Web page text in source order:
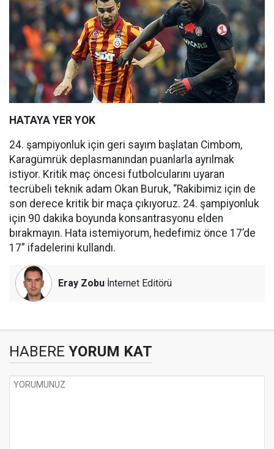
HATAYA YER YOK
24. şampiyonluk için geri sayım başlatan Cimbom,
Karagümrük deplasmanından puanlarla ayrılmak
istiyor. Kritik maç öncesi futbolcularını uyaran
tecrübeli teknik adam Okan Buruk, “Rakibimiz için de
son derece kritik bir maça çıkıyoruz. 24. şampiyonluk
için 90 dakika boyunda konsantrasyonu elden
bırakmayın. Hata istemiyorum, hedefimiz önce 17’de
17” ifadelerini kullandı.
Eray Zobu İnternet Editörü
HABERE YORUM KAT